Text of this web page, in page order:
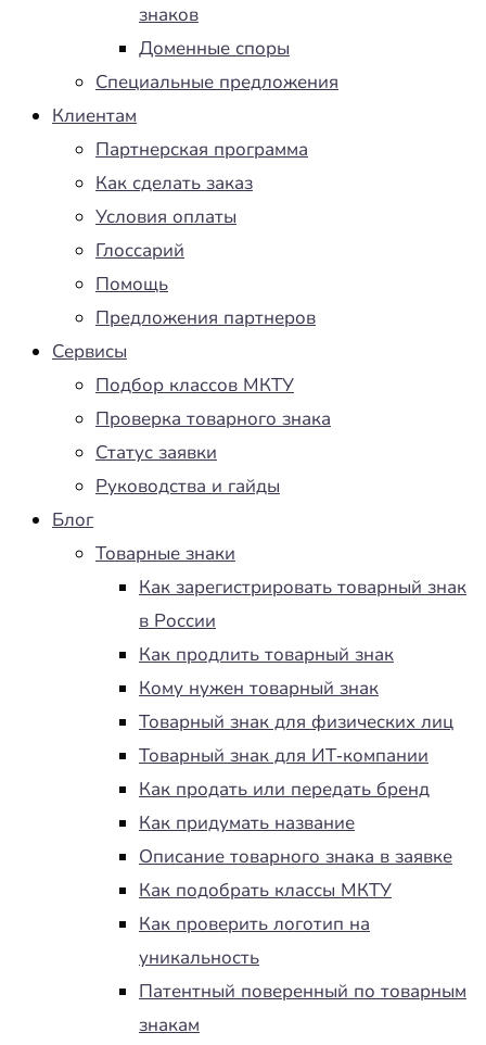
знаков
Доменные споры
Специальные предложения
Клиентам
Партнерская программа
Как сделать заказ
Условия оплаты
Глоссарий
Помощь
Предложения партнеров
Сервисы
Подбор классов МКТУ
Проверка товарного знака
Статус заявки
Руководства и гайды
Блог
Товарные знаки
Как зарегистрировать товарный знак
в России
Как продлить товарный знак
Кому нужен товарный знак
Товарный знак для физических лиц
Товарный знак для ИТ-компании
Как продать или передать бренд
Как придумать название
Описание товарного знака в заявке
Как подобрать классы МКТУ
Как проверить логотип на
уникальность
Патентный поверенный по товарным
знакам